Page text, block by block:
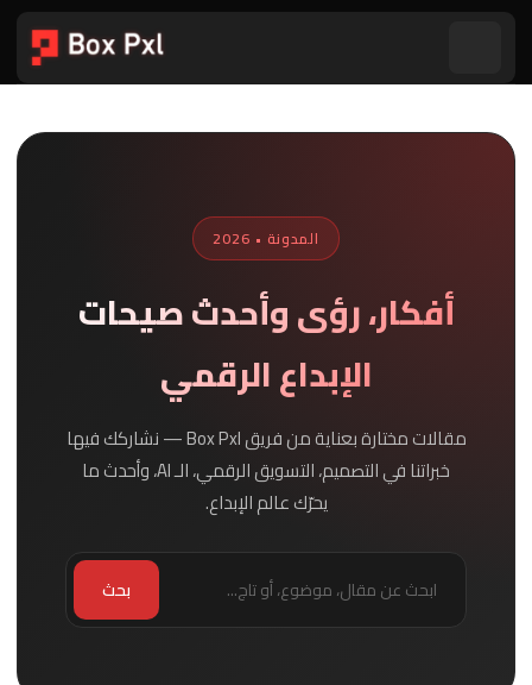
المدونة • 2026
أفكار، رؤى وأحدث صيحات
الإبداع الرقمي
مقالات مختارة بعناية من فريق Box Pxl — نشاركك فيها
خبراتنا في التصميم، التسويق الرقمي، الـ AI، وأحدث ما
يحرّك عالم الإبداع.
بحث